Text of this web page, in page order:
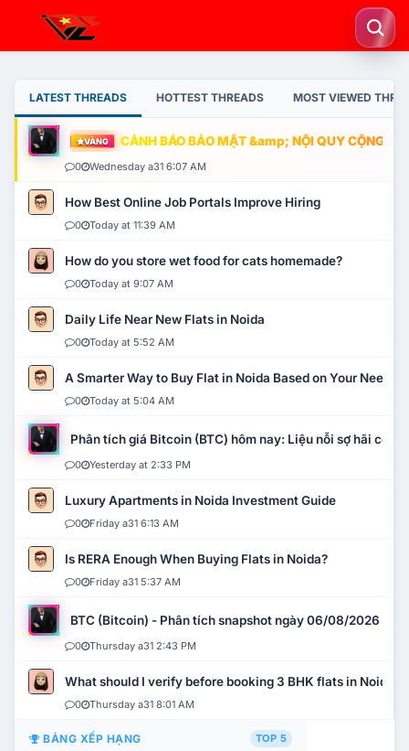
LATEST THREADS HOTTEST THREADS MOST VIEWED
VÀNG CẢNH BÁO BẢO MẬT &amp; NỘI QUY CỘNG
0 Wednesday a31 6:07 AM
How Best Online Job Portals Improve Hiring
0 Today at 11:39 AM
How do you store wet food for cats homemade?
0 Today at 9:07 AM
Daily Life Near New Flats in Noida
0 Today at 5:52 AM
A Smarter Way to Buy Flat in Noida Based on Your Needs
0 Today at 5:04 AM
Phân tích giá Bitcoin (BTC) hôm nay: Liệu nỗi sợ hãi có
0 Yesterday at 2:33 PM
Luxury Apartments in Noida Investment Guide
0 Friday a31 6:13 AM
Is RERA Enough When Buying Flats in Noida?
0 Friday a31 5:37 AM
BTC (Bitcoin) - Phân tích snapshot ngày 06/08/2026
0 Thursday a31 2:43 PM
What should I verify before booking 3 BHK flats in Noida?
0 Thursday a31 8:01 AM
BẢNG XẾP HẠNG TOP 5